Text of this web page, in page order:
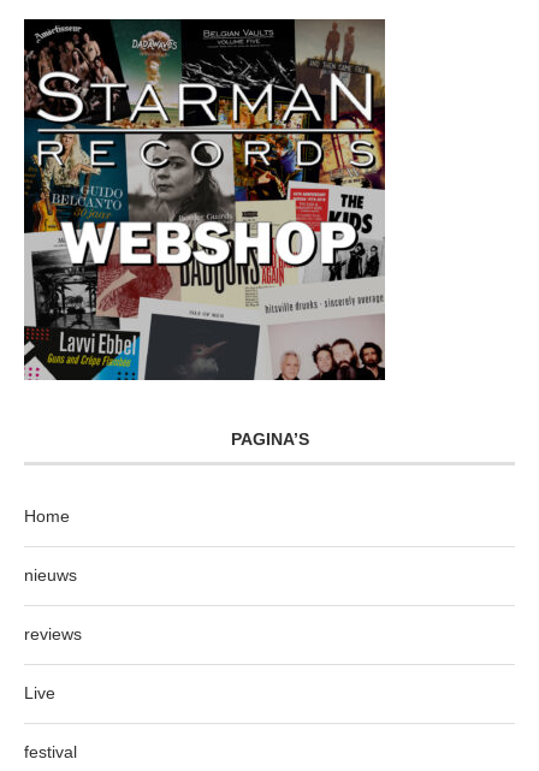
PAGINA’S
Home
nieuws
reviews
Live
festival